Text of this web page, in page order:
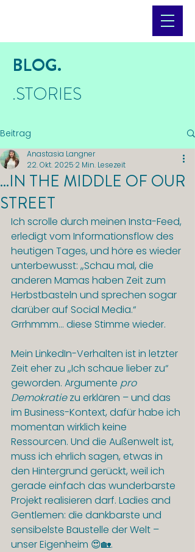
BLOG.
.STORIES
Beitrag
...IN THE MIDDLE OF OUR
STREET
Anastasia Langner
22. Okt. 2025 2 Min. Lesezeit
Ich scrolle durch meinen Insta-Feed,
erledigt vom Informationsflow des
heutigen Tages, und höre es wieder
unterbewusst: „Schau mal, die
anderen Mamas haben Zeit zum
Herbstbasteln und sprechen sogar
darüber auf Social Media.“
Grrhmmm... diese Stimme wieder.
Mein LinkedIn-Verhalten ist in letzter
Zeit eher zu „Ich schaue lieber zu“
geworden. Argumente pro
Demokratie zu erklären – und das
im Business-Kontext, dafür habe ich
momentan wirklich keine
Ressourcen. Und die Außenwelt ist,
muss ich ehrlich sagen, etwas in
den Hintergrund gerückt, weil ich
gerade einfach das wunderbarste
Projekt realisieren darf. Ladies and
Gentlemen: die dankbarste und
sensibelste Baustelle der Welt –
unser Eigenheim 😍🏡.